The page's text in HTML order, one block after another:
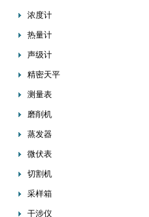
浓度计
热量计
声级计
精密天平
测量表
磨削机
蒸发器
微伏表
切割机
采样箱
干涉仪